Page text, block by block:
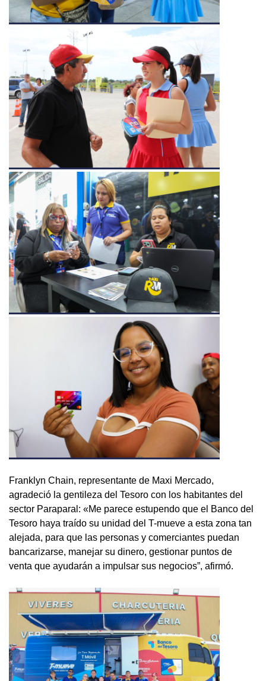
Franklyn Chain, representante de Maxi Mercado,
agradeció la gentileza del Tesoro con los habitantes del
sector Paraparal: «Me parece estupendo que el Banco del
Tesoro haya traído su unidad del T-mueve a esta zona tan
alejada, para que las personas y comerciantes puedan
bancarizarse, manejar su dinero, gestionar puntos de
venta que ayudarán a impulsar sus negocios”, afirmó.